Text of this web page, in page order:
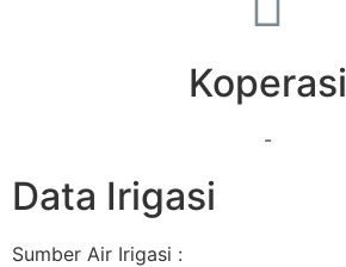
Koperasi
-
Data Irigasi
Sumber Air Irigasi :